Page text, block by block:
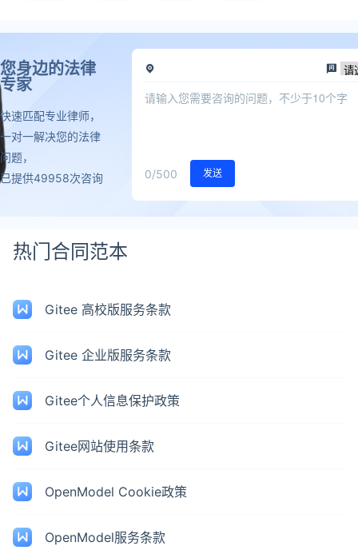
您身边的法律
专家
快速匹配专业律师，
一对一解决您的法律
问题，
已提供49958次咨询
0/500 发送
热门合同范本
Gitee 高校版服务条款
Gitee 企业版服务条款
Gitee个人信息保护政策
Gitee网站使用条款
OpenModel Cookie政策
OpenModel服务条款